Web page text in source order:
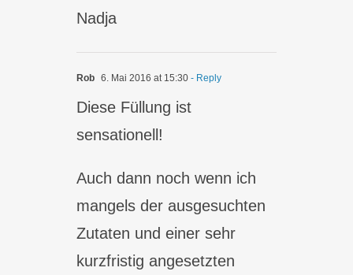
Nadja
Rob 6. Mai 2016 at 15:30 - Reply
Diese Füllung ist
sensationell!
Auch dann noch wenn ich
mangels der ausgesuchten
Zutaten und einer sehr
kurzfristig angesetzten